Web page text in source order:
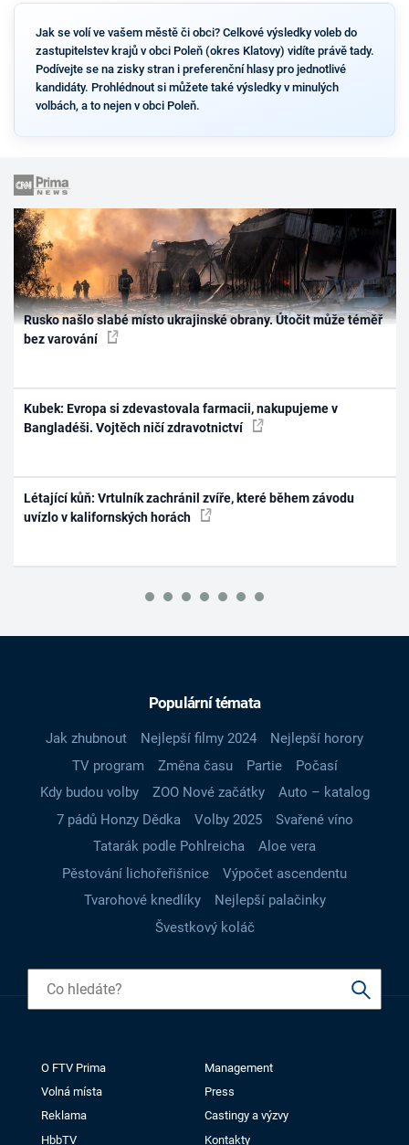
Jak se volí ve vašem městě či obci? Celkové výsledky voleb do
zastupitelstev krajů v obci Poleň (okres Klatovy) vidíte právě tady.
Podívejte se na zisky stran i preferenční hlasy pro jednotlivé
kandidáty. Prohlédnout si můžete také výsledky v minulých
volbách, a to nejen v obci Poleň.
Rusko našlo slabé místo ukrajinské obrany. Útočit může téměř
bez varování
Kubek: Evropa si zdevastovala farmacii, nakupujeme v
Bangladéši. Vojtěch ničí zdravotnictví
Létající kůň: Vrtulník zachránil zvíře, které během závodu
uvízlo v kalifornských horách
Populární témata
Jak zhubnout Nejlepší filmy 2024
Nejlepší horory
TV program
Změna času Partie
Počasí
Kdy budou volby
ZOO Nové začátky
Auto – katalog
7 pádů Honzy Dědka
Volby 2025
Svařené víno
Tatarák podle Pohlreicha
Aloe vera
Pěstování lichořeřišnice
Výpočet ascendentu
Tvarohové knedlíky
Nejlepší palačinky
Švestkový koláč
O FTV Prima
Management
Volná místa
Press
Reklama
Castingy a výzvy
HbbTV
Kontakty